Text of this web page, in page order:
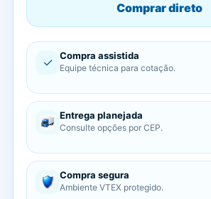
Comprar direto
✓ Compra assistida
Equipe técnica para cotação.
Entrega planejada
Consulte opções por CEP.
Compra segura
Ambiente VTEX protegido.